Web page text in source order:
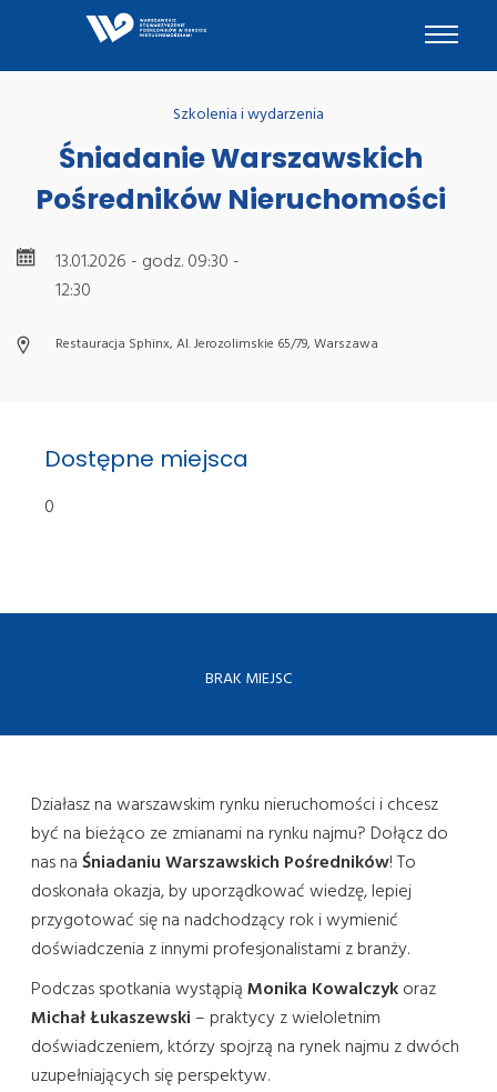
Szkolenia i wydarzenia
Śniadanie Warszawskich
Pośredników Nieruchomości
13.01.2026 - godz. 09:30 -
12:30
Restauracja Sphinx, Al. Jerozolimskie 65/79, Warszawa
Dostępne miejsca
0
BRAK MIEJSC
Działasz na warszawskim rynku nieruchomości i chcesz
być na bieżąco ze zmianami na rynku najmu? Dołącz do
nas naŚniadaniu Warszawskich Pośredników! To
doskonała okazja, by uporządkować wiedzę, lepiej
przygotować się na nadchodzący rok i wymienić
doświadczenia z innymi profesjonalistami z branży.
Podczas spotkania wystąpiąMonika Kowalczykoraz
Michał Łukaszewski – praktycy z wieloletnim
doświadczeniem, którzy spojrzą na rynek najmu z dwóch
uzupełniających się perspektyw.